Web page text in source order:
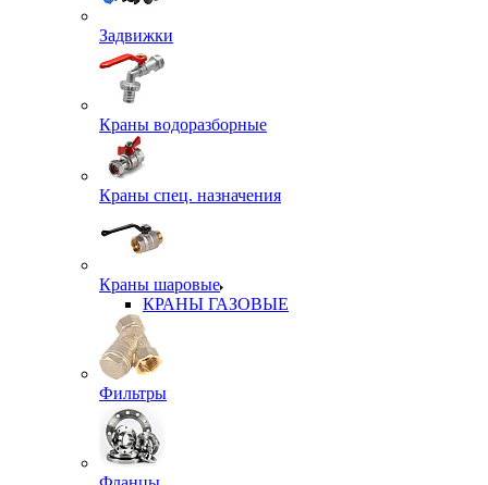
Задвижки
Краны водоразборные
Краны спец. назначения
Краны шаровые
КРАНЫ ГАЗОВЫЕ
Фильтры